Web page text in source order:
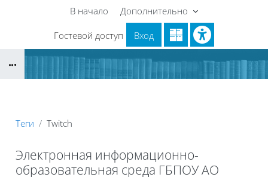
Перейти к основному содержанию
В начало Дополнительно
Гостевой доступ Вход
Теги Twitch
Электронная информационно-
образовательная среда ГБПОУ АО